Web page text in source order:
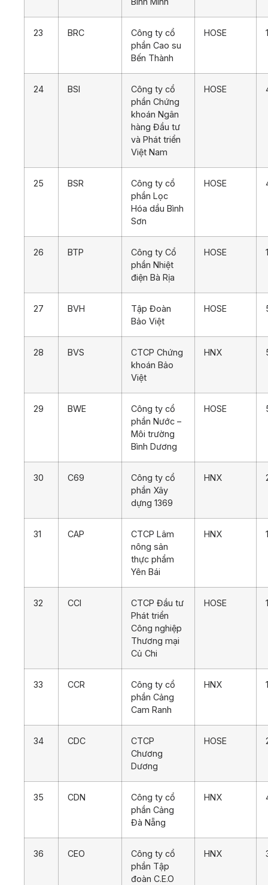
23 BRC
Công ty cổ
phần Cao su
Bến Thành
HOSE
24 BSI
Công ty cổ
phần Chứng
khoán Ngân
hàng Đầu tư
và Phát triển
Việt Nam
HOSE
25 BSR
Công ty cổ
phần Lọc
Hóa dầu Bình
Sơn
HOSE
26 BTP
Công ty Cổ
phần Nhiệt
điện Bà Rịa
HOSE
27 BVH
Tập Đoàn
Bảo Việt
HOSE
28 BVS
CTCP Chứng
khoán Bảo
Việt
HNX
29 BWE
Công ty cổ
phần Nước –
Môi trường
Bình Dương
HOSE
30 C69
Công ty cổ
phần Xây
dựng 1369
HNX
31 CAP
CTCP Lâm
nông sản
thực phẩm
Yên Bái
HNX
32 CCI
CTCP Đầu tư
Phát triển
Công nghiệp
Thương mại
Củ Chi
HOSE
33 CCR
Công ty cổ
phần Cảng
Cam Ranh
HNX
34 CDC
CTCP
Chương
Dương
HOSE
35 CDN
Công ty cổ
phần Cảng
Đà Nẵng
HNX
36 CEO
Công ty cổ
phần Tập
đoàn C.E.O
HNX